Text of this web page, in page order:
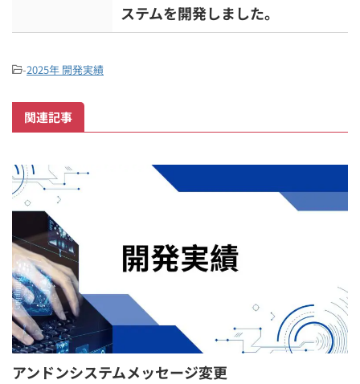
ステムを開発しました。
-2025年 開発実績
関連記事
アンドンシステムメッセージ変更